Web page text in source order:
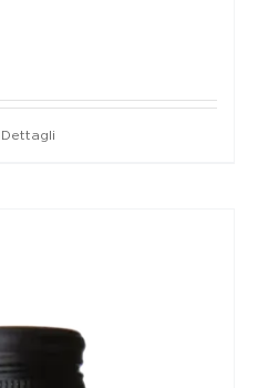
Dettagli